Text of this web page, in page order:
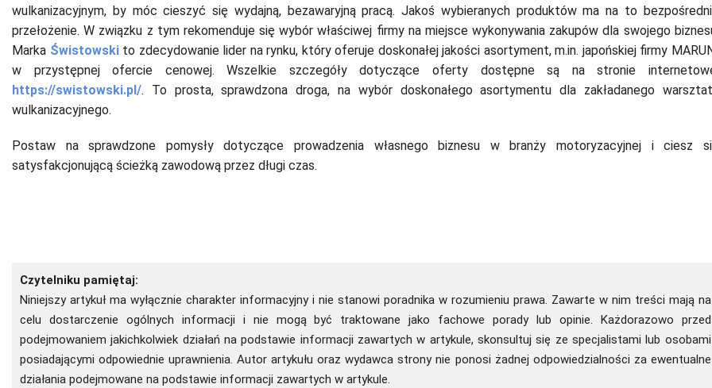
wulkanizacyjnym, by móc cieszyć się wydajną, bezawaryjną pracą. Jakoś wybieranych produktów ma na to
przełożenie. W związku z tym rekomenduje się wybór właściwej firmy na miejsce wykonywania zakupów dla swojego
Marka Świstowskito zdecydowanie lider na rynku, który oferuje doskonałej jakości asortyment, m.in. japońskiej firmy
w przystępnej ofercie cenowej. Wszelkie szczegóły dotyczące oferty dostępne są na stronie
https://swistowski.pl/. To prosta, sprawdzona droga, na wybór doskonałego asortymentu dla zakładanego
wulkanizacyjnego.
Postaw na sprawdzone pomysły dotyczące prowadzenia własnego biznesu w branży motoryzacyjnej i ciesz
satysfakcjonującą ścieżką zawodową przez długi czas.
Czytelniku pamiętaj:
Niniejszy artykuł ma wyłącznie charakter informacyjny i nie stanowi poradnika w rozumieniu prawa. Zawarte w nim treści mają na
celu dostarczenie ogólnych informacji i nie mogą być traktowane jako fachowe porady lub opinie. Każdorazowo przed
podejmowaniem jakichkolwiek działań na podstawie informacji zawartych w artykule, skonsultuj się ze specjalistami lub osobami
posiadającymi odpowiednie uprawnienia. Autor artykułu oraz wydawca strony nie ponosi żadnej odpowiedzialności za ewentualne
działania podejmowane na podstawie informacji zawartych w artykule.